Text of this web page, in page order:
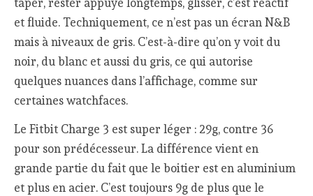
taper, rester appuyé longtemps, glisser, c’est réactif
et fluide. Techniquement, ce n’est pas un écran N&B
mais à niveaux de gris. C’est-à-dire qu’on y voit du
noir, du blanc et aussi du gris, ce qui autorise
quelques nuances dans l’affichage, comme sur
certaines watchfaces.
Le Fitbit Charge 3 est super léger : 29g, contre 36
pour son prédécesseur. La différence vient en
grande partie du fait que le boitier est en aluminium
et plus en acier. C’est toujours 9g de plus que le